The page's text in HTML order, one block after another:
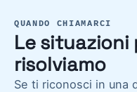
QUANDO CHIAMARCI
Le situazioni
risolviamo
Se ti riconosci in una